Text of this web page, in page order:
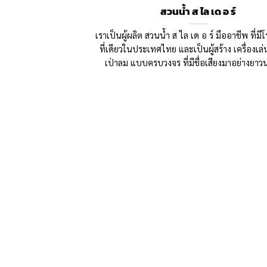
สวนน้ำ ส ไล เด อ ร์
เราเป็นผู้ผลิต สวนน้ำ ส ไล เด อ ร์ มืออาชีพ ที่มีโ
ที่เดียวในประเทศไทย และเป็นผู้สร้าง เครื่องเ
เป่าลม แบบครบวงจร ที่มีชื่อเสียงมาอย่างยาว